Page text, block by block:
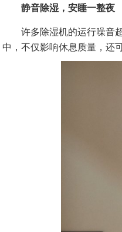
静音除湿，安睡一整夜
许多除湿机的运行噪音
中，不仅影响休息质量，还